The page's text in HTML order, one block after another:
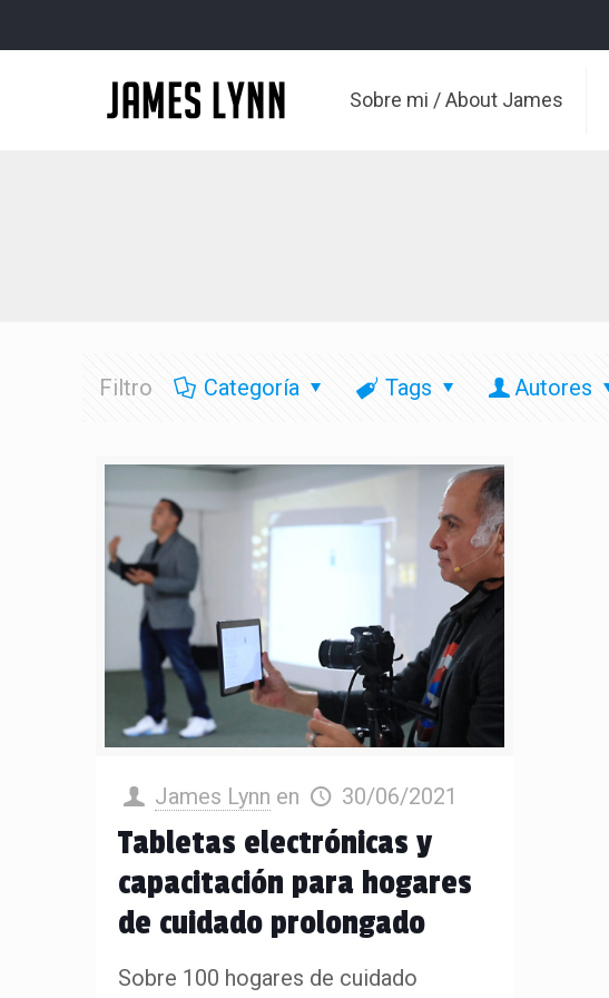
Sobre mi / About James
Filtro Categoría Tags Autores
James Lynn en 30/06/2021
Tabletas electrónicas y
capacitación para hogares
de cuidado prolongado
Sobre 100 hogares de cuidado